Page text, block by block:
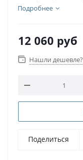
Подробнее
12 060 руб
Нашли дешевле?
Поделиться